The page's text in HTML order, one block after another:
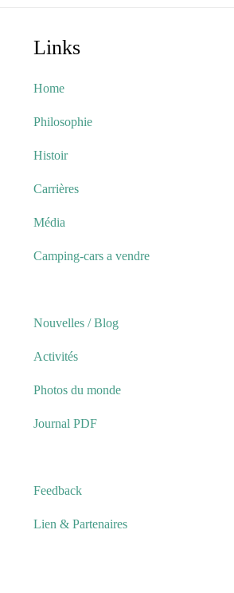
Links
Home
Philosophie
Histoir
Carrières
Média
Camping-cars a vendre
Nouvelles / Blog
Activités
Photos du monde
Journal PDF
Feedback
Lien & Partenaires